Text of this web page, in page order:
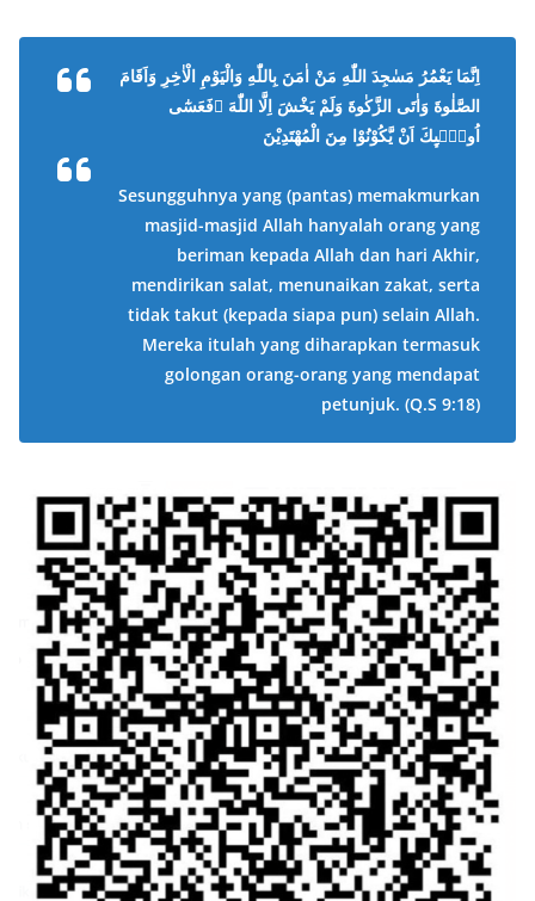
اِنَّمَا يَعْمُرُ مَسٰجِدَ اللّٰهِ مَنْ اٰمَنَ بِاللّٰهِ وَالْيَوْمِ الْاٰخِرِ وَاَقَامَ
الصَّلٰوةَ وَاٰتَى الزَّكٰوةَ وَلَمْ يَخْشَ اِلَّا اللّٰهَ ۗفَعَسٰٓى
اُولٰۤىِٕكَ اَنْ يَّكُوْنُوْا مِنَ الْمُهْتَدِيْنَ
Sesungguhnya yang (pantas) memakmurkan
masjid-masjid Allah hanyalah orang yang
beriman kepada Allah dan hari Akhir,
mendirikan salat, menunaikan zakat, serta
tidak takut (kepada siapa pun) selain Allah.
Mereka itulah yang diharapkan termasuk
golongan orang-orang yang mendapat
petunjuk. (Q.S 9:18)